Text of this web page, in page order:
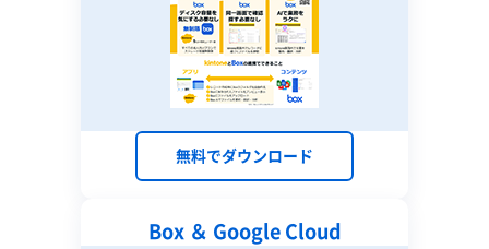
無料でダウンロード
Box ＆ Google Cloud